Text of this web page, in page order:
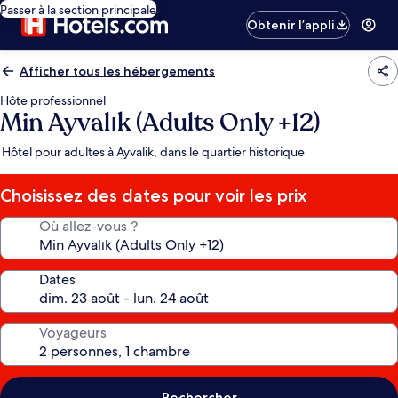
Passer à la section principale
Obtenir l’appli
Afficher tous les hébergements
Hôte professionnel
Min Ayvalık (Adults Only +12)
Hôtel pour adultes à Ayvalik, dans le quartier historique
Choisissez des dates pour voir les prix
Où allez-vous ?
Dates
Voyageurs